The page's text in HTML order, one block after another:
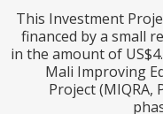
This
financed by a
in the amount
Mali
Project